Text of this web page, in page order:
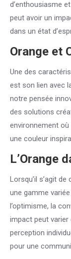
d’enthousiasme
peut avoir un
dans un état
Orange et
Une des
est son lien avec
notre pensée
des solutions
environnement où
une couleur
L’Orange
Lorsqu’il s’agit
une gamme
l’optimisme, la
impact peut
perception
pour une